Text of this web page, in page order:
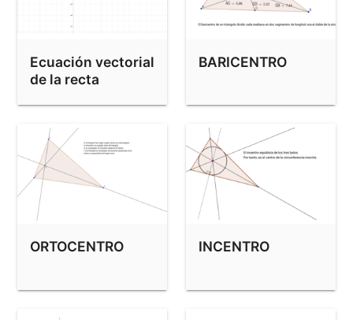
Ecuación vectorial
de la recta
BARICENTRO
ORTOCENTRO INCENTRO